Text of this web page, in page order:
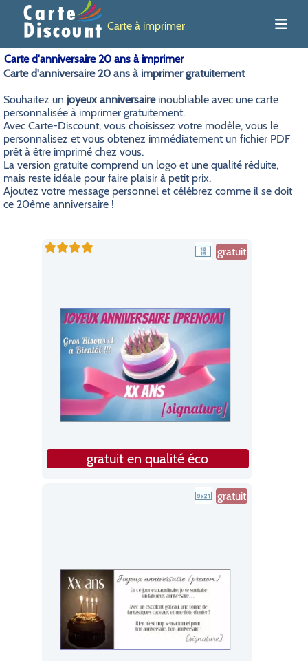
Carte à imprimer
Carte d'anniversaire 20 ans à imprimer
Carte d'anniversaire 20 ans à imprimer gratuitement
Souhaitez un joyeux anniversaireinoubliable avec une carte
personnalisée à imprimer gratuitement.
Avec Carte-Discount, vous choisissez votre modèle, vous le
personnalisez et vous obtenez immédiatement un fichier PDF
prêt à être imprimé chez vous.
La version gratuite comprend un logo et une qualité réduite,
mais reste idéale pour faire plaisir à petit prix.
Ajoutez votre message personnel et célébrez comme il se doit
ce 20ème anniversaire !
gratuit
gratuit en qualité éco
gratuit